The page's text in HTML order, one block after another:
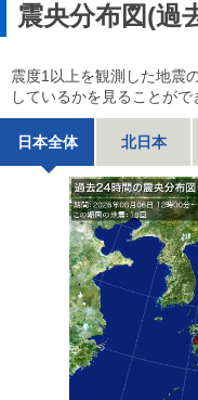
震央分布図(過
震度1以上を観測した地震
しているかを見ることがで
日本全体 北日本